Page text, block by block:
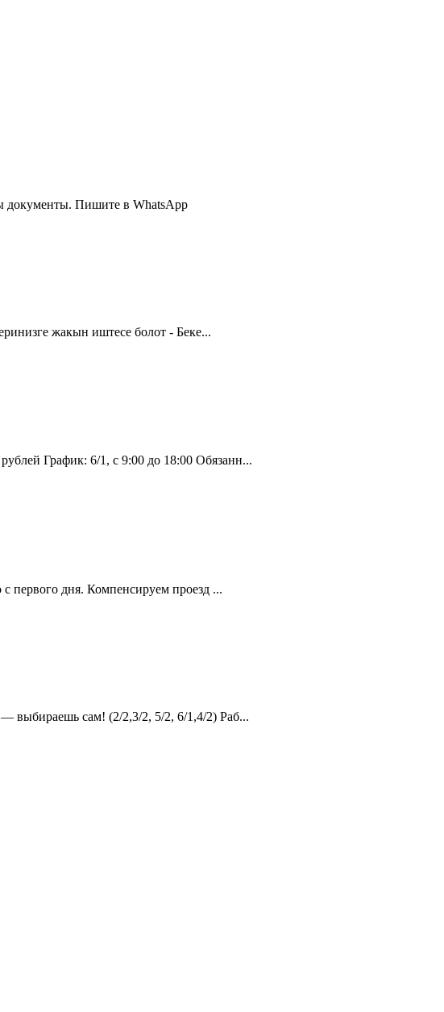
документы. Пишите в WhatsApp
жакын иштесе болот - Беке...
График: 6/1, с 9:00 до 18:00 Обязанн...
первого дня. Компенсируем проезд ...
сам! (2/2,3/2, 5/2, 6/1,4/2) Раб...